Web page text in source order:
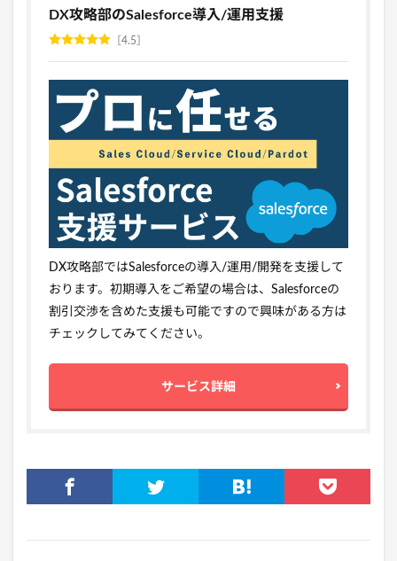
DX攻略部のSalesforce導入/運用支援
4.5
DX攻略部ではSalesforceの導入/運用/開発を支援して
おります。初期導入をご希望の場合は、Salesforceの
割引交渉を含めた支援も可能ですので興味がある方は
チェックしてみてください。
サービス詳細